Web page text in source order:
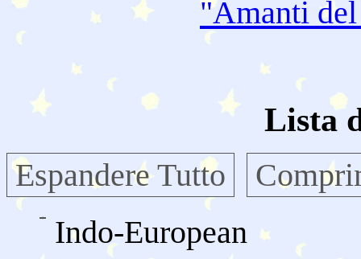
"Amanti
Lista
Espandere Tutto
Indo-European